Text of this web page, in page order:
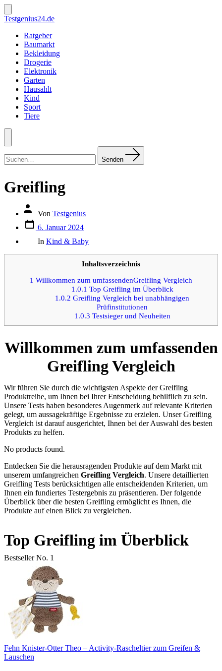
Zum
Inhalt
springen
Suche
ein-/ausblenden
Testgenius24.de
Ratgeber
Baumarkt
Bekleidung
Drogerie
Elektronik
Garten
Hausahlt
Kind
Sport
Tiere
Menü
nach:
Senden
Greifling
Autor
Beitrags
Von Testgenius
Datum
des
Beitrags
6. Januar 2024
In Kind & Baby
Inhaltsverzeichnis
1 Willkommen zum umfassendenGreifling Vergleich
1.0.1 Top Greifling im Überblick
1.0.2 Greifling Vergleich bei unabhängigen
Prüfinstitutionen
1.0.3 Testsieger und Neuheiten
Willkommen zum umfassenden
Greifling Vergleich
Wir führen Sie durch die wichtigsten Aspekte der Greifling
Produktreihe, um Ihnen bei Ihrer Entscheidung behilflich zu sein.
Unsere Tests haben besonderes Augenmerk auf relevante Kriterien
gelegt, um aussagekräftige Ergebnisse zu erzielen. Unser Greifling
Vergleich ist darauf ausgerichtet, Ihnen bei der Auswahl des besten
Produkts zu helfen.
No products found.
Entdecken Sie die herausragenden Produkte auf dem Markt mit
unserem umfangreichen Greifling Vergleich. Unsere detaillierten
Greifling Tests berücksichtigen alle entscheidenden Kriterien, um
Ihnen ein fundiertes Testergebnis zu präsentieren. Der folgende
Überblick über die besten Greifling ermöglicht es Ihnen, die
Produkte auf einen Blick zu vergleichen.
Top Greifling im Überblick
Bestseller No. 1
Fehn Knister-Otter Theo – Activity-Rascheltier zum Greifen &
Lauschen